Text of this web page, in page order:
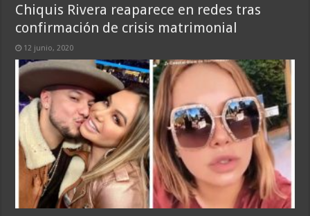
Chiquis Rivera reaparece en redes tras
confirmación de crisis matrimonial
12 junio, 2020